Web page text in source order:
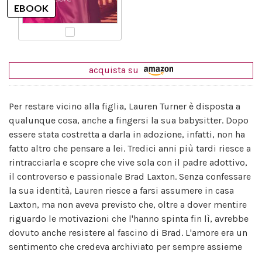
acquista su
Per restare vicino alla figlia, Lauren Turner è disposta a
qualunque cosa, anche a fingersi la sua babysitter. Dopo
essere stata costretta a darla in adozione, infatti, non ha
fatto altro che pensare a lei. Tredici anni più tardi riesce a
rintracciarla e scopre che vive sola con il padre adottivo,
il controverso e passionale Brad Laxton. Senza confessare
la sua identità, Lauren riesce a farsi assumere in casa
Laxton, ma non aveva previsto che, oltre a dover mentire
riguardo le motivazioni che l'hanno spinta fin lì, avrebbe
dovuto anche resistere al fascino di Brad. L'amore era un
sentimento che credeva archiviato per sempre assieme